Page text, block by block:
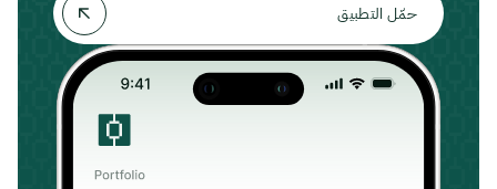
حمّل التطبيق